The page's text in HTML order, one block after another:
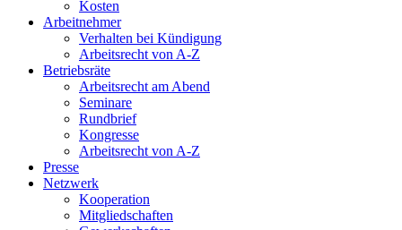
Kosten
Arbeitnehmer
Verhalten bei Kündigung
Arbeitsrecht von A-Z
Betriebsräte
Arbeitsrecht am Abend
Seminare
Rundbrief
Kongresse
Arbeitsrecht von A-Z
Presse
Netzwerk
Kooperation
Mitgliedschaften